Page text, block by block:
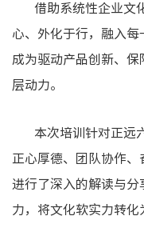
借助系统性企业文
心、外化于行，融入每
成为驱动产品创新、
层动力。
本次培训针对正远
正心厚德、团队协作
进行了深入的解读与分
力，将文化软实力转化